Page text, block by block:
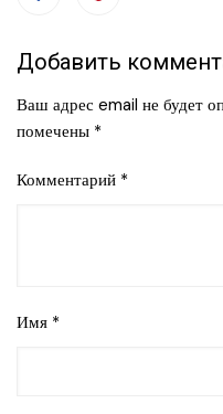
Добавить
Ваш адрес email не будет
помечены *
Комментарий *
Имя *